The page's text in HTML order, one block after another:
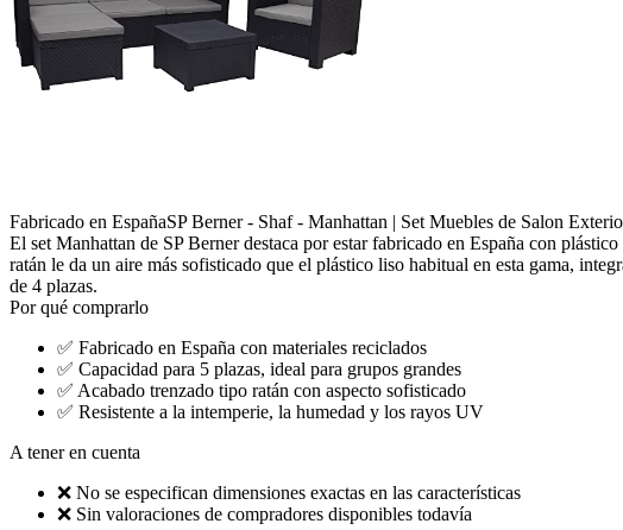
Fabricado en EspañaSP Berner - Shaf - Manhattan | Set Muebles de Salon
El set Manhattan de SP Berner destaca por estar fabricado en España con
ratán le da un aire más sofisticado que el plástico liso habitual en esta gama,
de 4 plazas.
Por qué comprarlo
✅ Fabricado en España con materiales reciclados
✅ Capacidad para 5 plazas, ideal para grupos grandes
✅ Acabado trenzado tipo ratán con aspecto sofisticado
✅ Resistente a la intemperie, la humedad y los rayos UV
A tener en cuenta
❌ No se especifican dimensiones exactas en las características
❌ Sin valoraciones de compradores disponibles todavía